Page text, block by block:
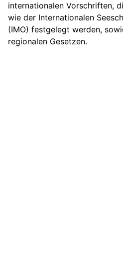
internationalen Vorschriften,
wie der Internationalen
(IMO) festgelegt werden,
regionalen Gesetzen.